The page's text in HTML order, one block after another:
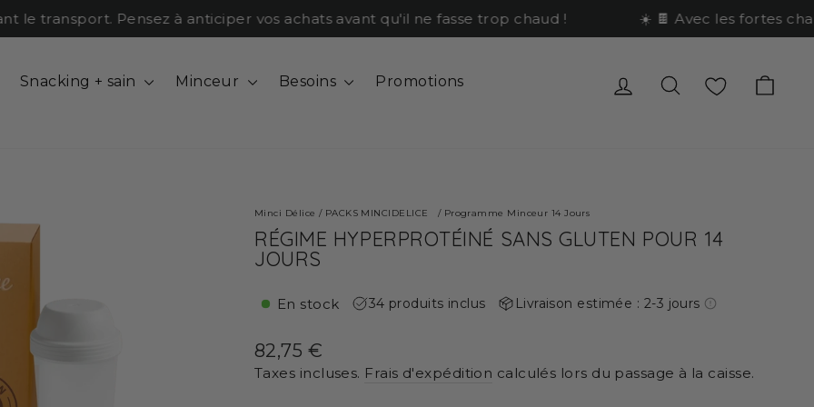
Pensez à anticiper vos achats avant qu'il ne fasse trop chaud ! ☀️ 🍫 Avec les fortes
Snacking + sain Minceur Besoins
Promotions
Se connecterRechercher
Favoris
Minci Délice / PACKS MINCIDELICE / Programme Minceur 14 Jours
RÉGIME HYPERPROTÉINÉ SANS GLUTEN POUR 14
JOURS
En stock 34 produits inclus Livraison estimée : 2-3 jours
Prix
régulier
82,75 €
Taxes incluses. Frais d'expédition calculés lors du passage à la caisse.